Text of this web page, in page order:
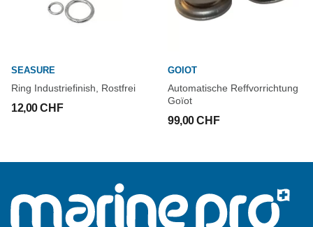
SEASURE
Ring Industriefinish, Rostfrei
12,00 CHF
GOIOT
Automatische Reffvorrichtung
Goïot
99,00 CHF